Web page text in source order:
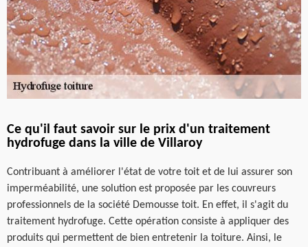
Ce qu'il faut savoir sur le prix d'un traitement
hydrofuge dans la ville de Villaroy
Contribuant à améliorer l'état de votre toit et de lui assurer son
imperméabilité, une solution est proposée par les couvreurs
professionnels de la société Demousse toit. En effet, il s'agit du
traitement hydrofuge. Cette opération consiste à appliquer des
produits qui permettent de bien entretenir la toiture. Ainsi, le